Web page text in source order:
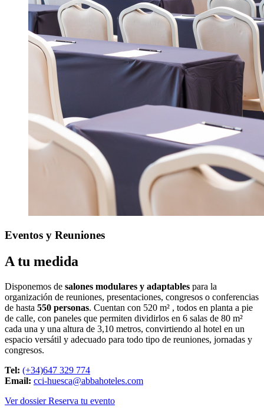
Eventos y Reuniones
A tu medida
Disponemos de salones modulares y adaptables para la
organización de reuniones, presentaciones, congresos o conferencias
de hasta 550 personas. Cuentan con 520 m² , todos en planta a pie
de calle, con paneles que permiten dividirlos en 6 salas de 80 m²
cada una y una altura de 3,10 metros, convirtiendo al hotel en un
espacio versátil y adecuado para todo tipo de reuniones, jornadas y
congresos.
Tel: (+34)647 329 774
Email: cci-huesca@abbahoteles.com
Ver dossierReserva tu evento